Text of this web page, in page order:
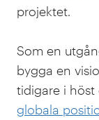
projektet.
Som en
bygga en
tidigare i höst
globala